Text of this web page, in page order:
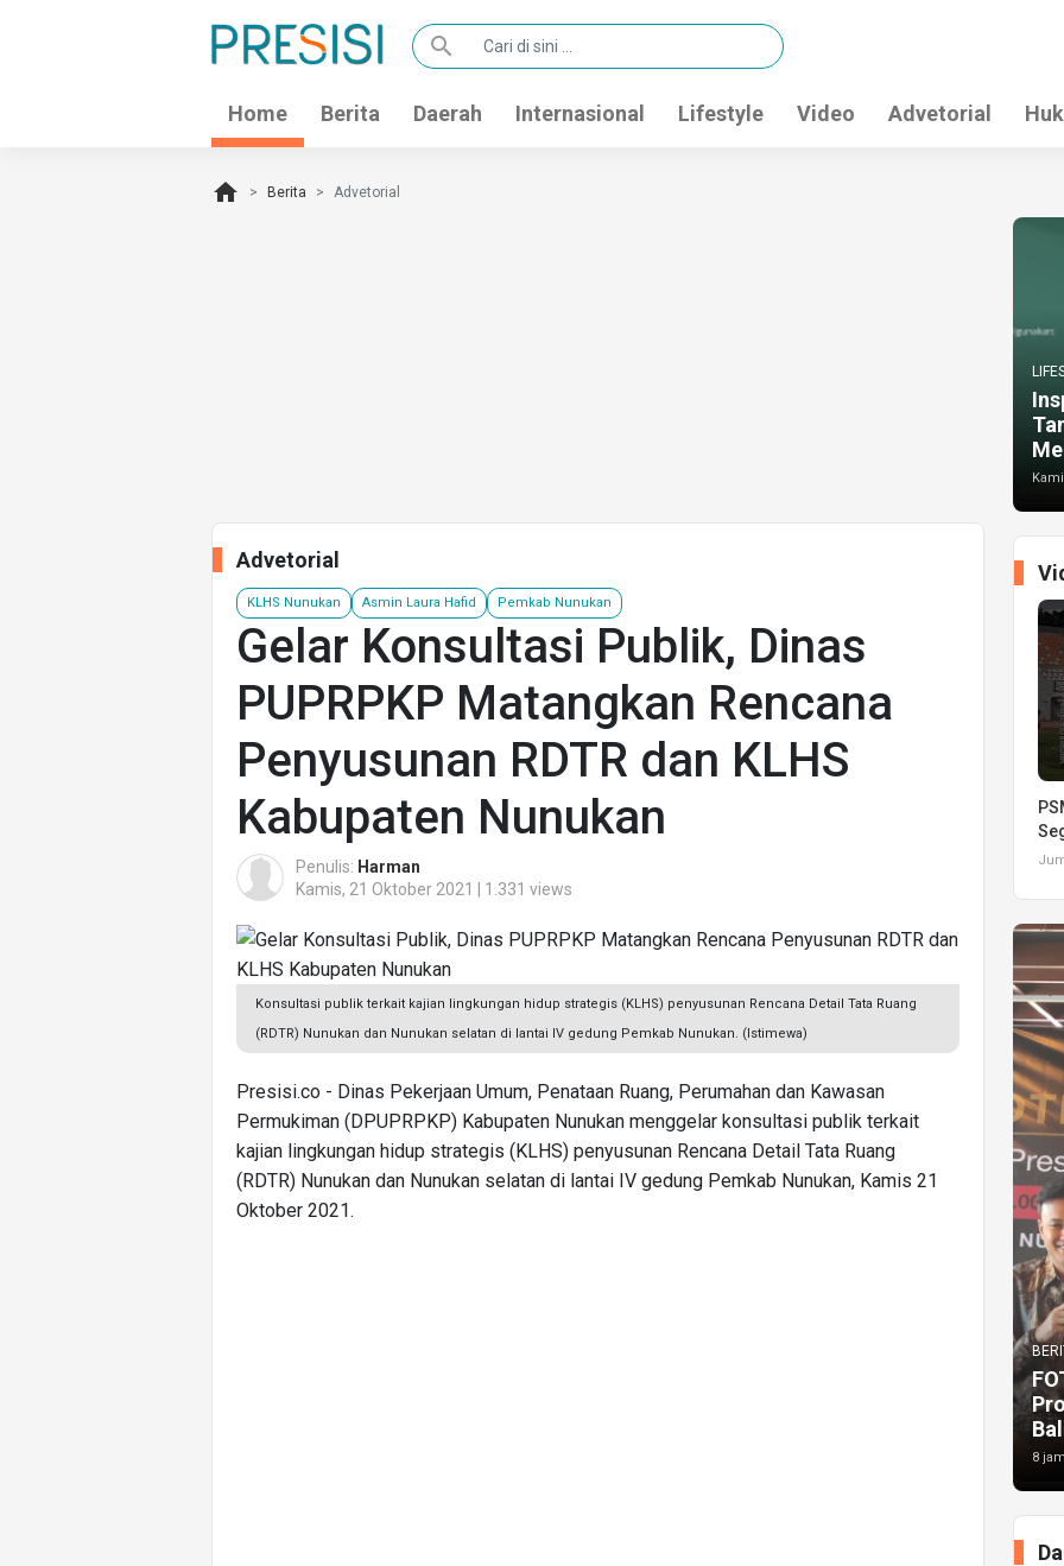
search
Home Berita Daerah Internasional Lifestyle Video Advetorial
home Berita Advetorial
Advetorial
KLHS Nunukan Asmin Laura Hafid Pemkab Nunukan
Gelar Konsultasi Publik, Dinas
PUPRPKP Matangkan Rencana
Penyusunan RDTR dan KLHS
Kabupaten Nunukan
Penulis: Harman
Kamis, 21 Oktober 2021 | 1.331 views
Konsultasi publik terkait kajian lingkungan hidup strategis (KLHS) penyusunan Rencana Detail Tata Ruang
(RDTR) Nunukan dan Nunukan selatan di lantai IV gedung Pemkab Nunukan. (Istimewa)
Presisi.co - Dinas Pekerjaan Umum, Penataan Ruang, Perumahan dan Kawasan
Permukiman (DPUPRPKP) Kabupaten Nunukan menggelar konsultasi publik terkait
kajian lingkungan hidup strategis (KLHS) penyusunan Rencana Detail Tata Ruang
(RDTR) Nunukan dan Nunukan selatan di lantai IV gedung Pemkab Nunukan, Kamis 21
Oktober 2021.
8